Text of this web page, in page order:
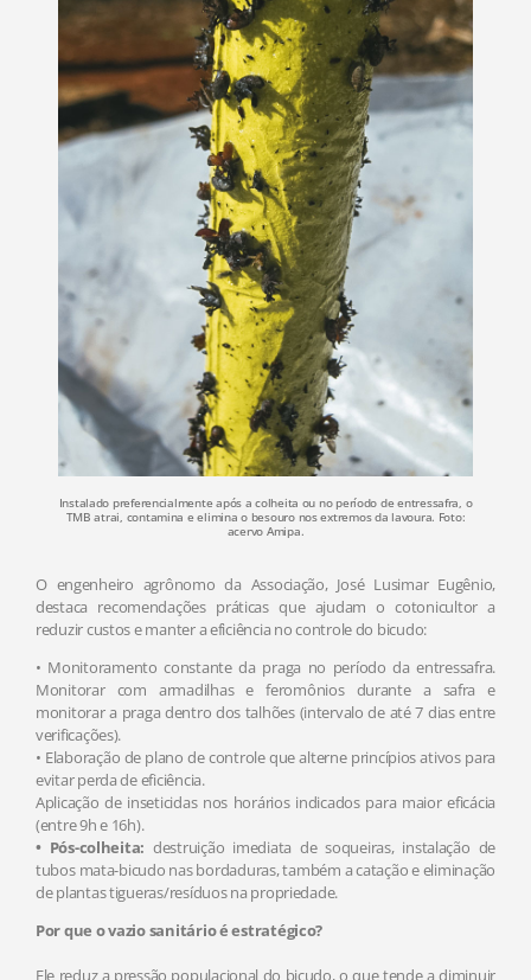
Instalado preferencialmente após a colheita ou no período de entressafra, o
TMB atrai, contamina e elimina o besouro nos extremos da lavoura. Foto:
acervo Amipa.
O engenheiro agrônomo da Associação, José Lusimar Eugênio,
destaca recomendações práticas que ajudam o cotonicultor a
reduzir custos e manter a eficiência no controle do bicudo:
• Monitoramento constante da praga no período da entressafra.
Monitorar com armadilhas e feromônios durante a safra e
monitorar a praga dentro dos talhões (intervalo de até 7 dias entre
verificações).
• Elaboração de plano de controle que alterne princípios ativos para
evitar perda de eficiência.
Aplicação de inseticidas nos horários indicados para maior eficácia
(entre 9h e 16h).
• Pós-colheita: destruição imediata de soqueiras, instalação de
tubos mata-bicudo nas bordaduras, também a catação e eliminação
de plantas tigueras/resíduos na propriedade.
Por que o vazio sanitário é estratégico?
Ele reduz a pressão populacional do bicudo, o que tende a diminuir